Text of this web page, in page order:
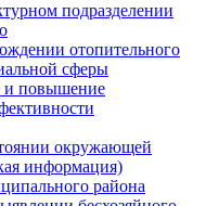
подразделении
отопительного
сферы
и повышение
окружающей
информация)
района